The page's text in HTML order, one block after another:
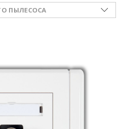
ПЫЛЕСОСА